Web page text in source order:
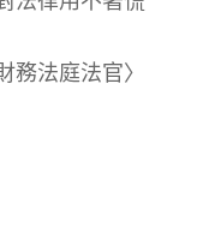
務法庭法官〉